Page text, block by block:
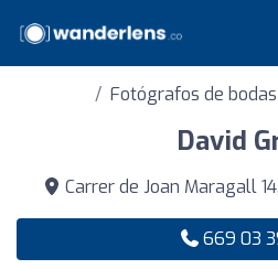
Fotógrafos de
David
Carrer de Joan Maragall
669 03